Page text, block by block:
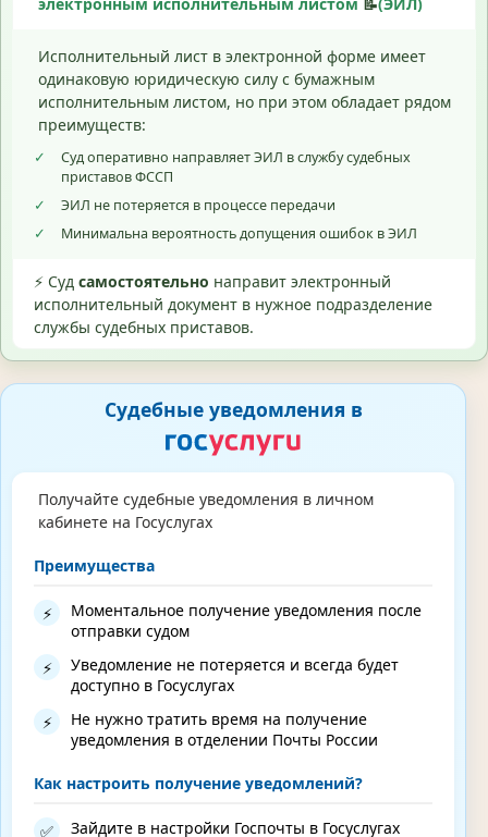
Исполнительный лист в электронной форме имеет
одинаковую юридическую силу с бумажным
исполнительным листом, но при этом обладает рядом
преимуществ:
✓
Суд оперативно направляет ЭИЛ в службу судебных
приставов ФССП
✓
ЭИЛ не потеряется в процессе передачи
✓
Минимальна вероятность допущения ошибок в ЭИЛ
⚡ Суд самостоятельно направит электронный
исполнительный документ в нужное подразделение
службы судебных приставов.
Судебные уведомления в
Получайте судебные уведомления в личном
кабинете на Госуслугах
Преимущества
⚡
Моментальное получение уведомления после
отправки судом
⚡
Уведомление не потеряется и всегда будет
доступно в Госуслугах
⚡
Не нужно тратить время на получение
уведомления в отделении Почты России
Как настроить получение уведомлений?
✅ Зайдите в настройки Госпочты в Госуслугах